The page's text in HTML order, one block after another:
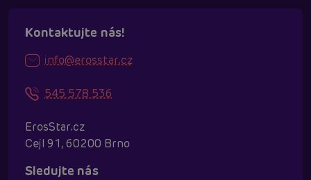
Kontaktujte nás!
info@erosstar.cz
545 578 536
ErosStar.cz
Cejl 91, 60200 Brno
Sledujte nás